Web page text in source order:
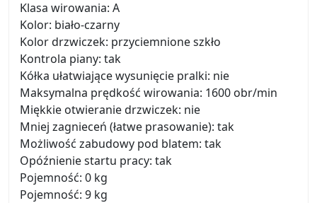
Klasa wirowania: A
Kolor: biało-czarny
Kolor drzwiczek: przyciemnione szkło
Kontrola piany: tak
Kółka ułatwiające wysunięcie pralki: nie
Maksymalna prędkość wirowania: 1600 obr/min
Miękkie otwieranie drzwiczek: nie
Mniej zagnieceń (łatwe prasowanie): tak
Możliwość zabudowy pod blatem: tak
Opóźnienie startu pracy: tak
Pojemność: 0 kg
Pojemność: 9 kg